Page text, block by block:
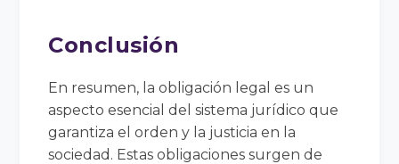
Conclusión
En resumen, la obligación legal es un
aspecto esencial del sistema jurídico que
garantiza el orden y la justicia en la
sociedad. Estas obligaciones surgen de